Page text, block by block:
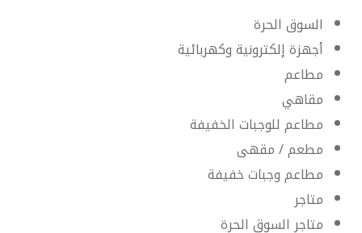
السوق الحرة
أجهزة إلكترونية وكهربائية
مطاعم
مقاهي
مطاعم للوجبات الخفيفة
مطعم / مقهى
مطاعم وجبات خفيفة
متاجر
متاجر السوق الحرة